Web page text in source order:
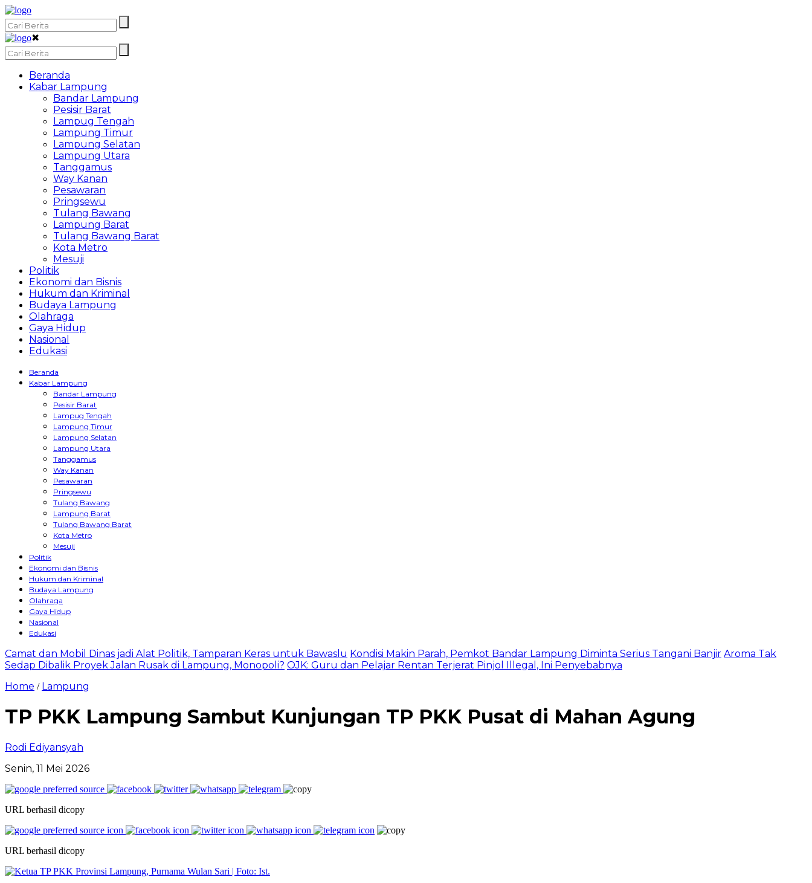
✖
Beranda
Kabar Lampung
Bandar Lampung
Pesisir Barat
Lampug Tengah
Lampung Timur
Lampung Selatan
Lampung Utara
Tanggamus
Way Kanan
Pesawaran
Pringsewu
Tulang Bawang
Lampung Barat
Tulang Bawang Barat
Kota Metro
Mesuji
Politik
Ekonomi dan Bisnis
Hukum dan Kriminal
Budaya Lampung
Olahraga
Gaya Hidup
Nasional
Edukasi
Beranda
Kabar Lampung
Bandar Lampung
Pesisir Barat
Lampug Tengah
Lampung Timur
Lampung Selatan
Lampung Utara
Tanggamus
Way Kanan
Pesawaran
Pringsewu
Tulang Bawang
Lampung Barat
Tulang Bawang Barat
Kota Metro
Mesuji
Politik
Ekonomi dan Bisnis
Hukum dan Kriminal
Budaya Lampung
Olahraga
Gaya Hidup
Nasional
Edukasi
Camat dan Mobil Dinas jadi Alat Politik, Tamparan Keras untuk Bawaslu Kondisi Makin Parah, Pemkot Bandar Lampung Diminta Serius Tangani Banjir Aroma Tak
Sedap Dibalik Proyek Jalan Rusak di Lampung, Monopoli? OJK: Guru dan Pelajar Rentan Terjerat Pinjol Illegal, Ini Penyebabnya
Home / Lampung
TP PKK Lampung Sambut Kunjungan TP PKK Pusat di Mahan Agung
Rodi Ediyansyah
Senin, 11 Mei 2026
URL berhasil dicopy
URL berhasil dicopy